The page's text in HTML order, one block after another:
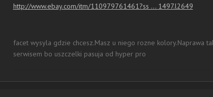
http://www.ebay.com/itm/110979761461?ss ... 1497.l2649
facet wysyla gdzie chcesz.Masz u niego rozne kolory.Naprawa
serwisem bo uszczelki pasuja od hyper pro